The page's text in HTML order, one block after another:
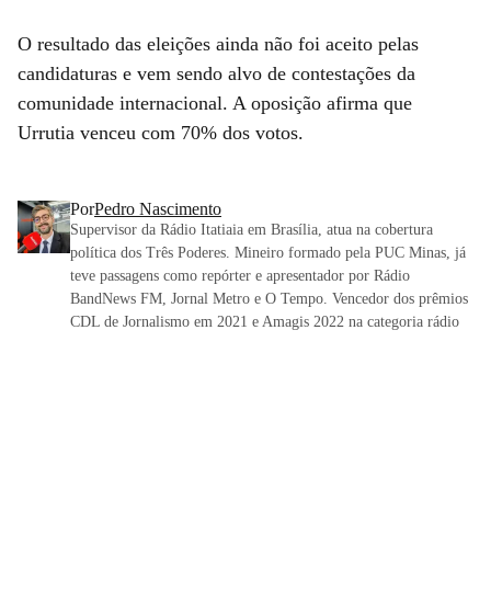
O resultado das eleições ainda não foi aceito pelas
candidaturas e vem sendo alvo de contestações da
comunidade internacional. A oposição afirma que
Urrutia venceu com 70% dos votos.
PorPedro Nascimento
Supervisor da Rádio Itatiaia em Brasília, atua na cobertura
política dos Três Poderes. Mineiro formado pela PUC Minas, já
teve passagens como repórter e apresentador por Rádio
BandNews FM, Jornal Metro e O Tempo. Vencedor dos prêmios
CDL de Jornalismo em 2021 e Amagis 2022 na categoria rádio